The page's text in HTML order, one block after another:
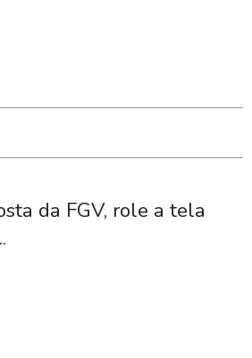
da FGV, role a tela